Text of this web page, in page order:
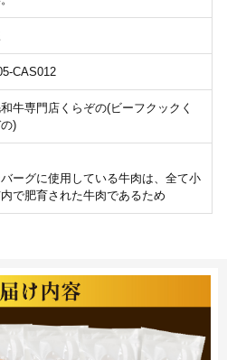
CAS012
牛専門店くらぞの(ビーフクックく
)
ーグに使用している牛肉は、全て小
で肥育された牛肉であるため